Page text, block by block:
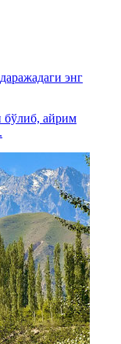
энг
бўлиб, айрим